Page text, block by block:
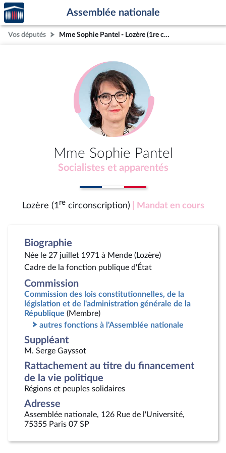
Aller au contenu
Aller en bas de la page
Accèder
à la
page
d'accueil
Assemblée nationale
Vos députés Mme Sophie Pantel - Lozère (1re circonscription)
Mme Sophie Pantel
Socialistes et apparentés
Lozère (1recirconscription) | Mandat en cours
Biographie
Née le 27 juillet 1971 à Mende (Lozère)
Cadre de la fonction publique d'État
Commission
Commission des lois constitutionnelles, de la
législation et de l'administration générale de la
République (Membre)
autres fonctions à l'Assemblée nationale
Suppléant
M. Serge Gayssot
Rattachement au titre du financement
de la vie politique
Régions et peuples solidaires
Adresse
Assemblée nationale, 126 Rue de l'Université,
75355 Paris 07 SP